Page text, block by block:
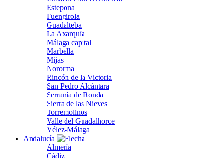
Estepona
Fuengirola
Guadalteba
La Axarquía
Málaga capital
Marbella
Mijas
Nororma
Rincón de la Victoria
San Pedro Alcántara
Serranía de Ronda
Sierra de las Nieves
Torremolinos
Valle del Guadalhorce
Vélez-Málaga
Andalucía
Almería
Cádiz